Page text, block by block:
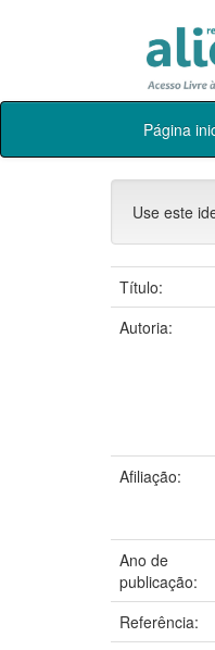
Skip
Página
Use este
Título:
Autoria:
Afiliação:
Ano de
publicação:
Referência: